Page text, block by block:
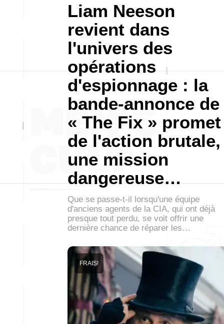
Liam Neeson
revient dans
l'univers des
opérations
d'espionnage : la
bande-annonce de
« The Fix » promet
de l'action brutale,
une mission
dangereuse…
Que se passe-t-il lorsqu'une équipe
d'anciens agents de la CIA, qui ont déjà
presque tout perdu, se voit offrir une
dernière chance de réparer les…
FRAIS!